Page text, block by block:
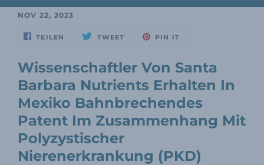
NOV 22, 2023
TEILEN TWEET PIN IT
Wissenschaftler Von Santa
Barbara Nutrients Erhalten In
Mexiko Bahnbrechendes
Patent Im Zusammenhang Mit
Polyzystischer
Nierenerkrankung (PKD)